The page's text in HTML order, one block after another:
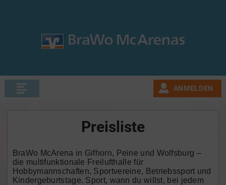
ANMELDEN
Preisliste
BraWo McArena in Gifhorn, Peine und Wolfsburg –
die multifunktionale Freilufthalle für
Hobbymannschaften, Sportvereine, Betriebssport und
Kindergeburtstage. Sport, wann du willst, bei jedem